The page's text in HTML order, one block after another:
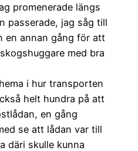
promenerade längs
passerade, jag såg till
en annan gång för att
med bra
i hur transporten
helt hundra på att
en gång
se att lådan var till
däri skulle kunna